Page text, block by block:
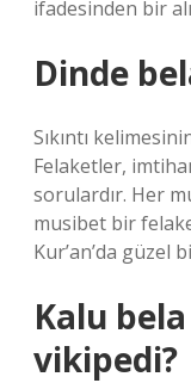
ifadesinden bir
Dinde
Sıkıntı
Felaketler,
sorulardır. Her
musibet bir
Kur’an’da güzel
Kalu
vikipedi?